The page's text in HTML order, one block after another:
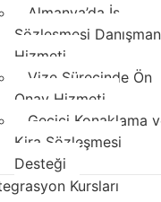
Almanya’da İş
Sözleşmesi
Hizmeti
Vize Sürecinde Ön
Onay Hizmeti
Geçici Konaklama
Kira Sözleşmesi
Desteği
Kursları